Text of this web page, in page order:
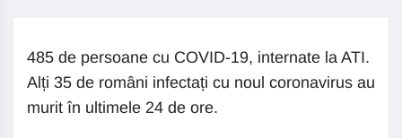
485 de persoane cu COVID-19, internate la ATI.
Alți 35 de români infectați cu noul coronavirus au
murit în ultimele 24 de ore.